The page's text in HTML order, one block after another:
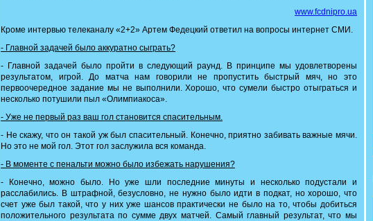
www.fcdnipro.ua
Кроме интервью телеканалу «2+2» Артем Федецкий ответил на вопросы интернет СМИ.
- Главной задачей было аккуратно сыграть?
- Главной задачей было пройти в следующий раунд. В принципе мы удовлетворены
результатом, игрой. До матча нам говорили не пропустить быстрый мяч, но это
первоочередное задание мы не выполнили. Хорошо, что сумели быстро отыграться и
несколько потушили пыл «Олимпиакоса».
- Уже не первый раз ваш гол становится спасительным.
- Не скажу, что он такой уж был спасительный. Конечно, приятно забивать важные мячи.
Но это не мой гол. Этот гол заслужила вся команда.
- В моменте с пенальти можно было избежать нарушения?
- Конечно, можно было. Но уже шли последние минуты и несколько подустали и
расслабились. В штрафной, безусловно, не нужно было идти в подкат, но хорошо, что
счет уже был такой, что у них уже шансов практически не было на то, чтобы добиться
положительного результата по сумме двух матчей. Самый главный результат, что мы